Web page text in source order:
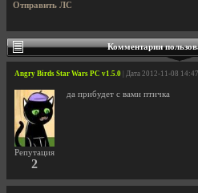
Отправить ЛС
Комментарии
Angry Birds Star Wars PC v1.5.0 | Дата 2012-11-08
Репутация
2
да прибудет с вами птичка